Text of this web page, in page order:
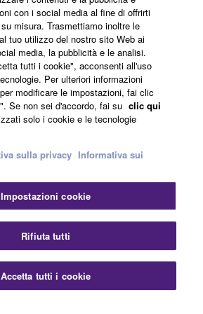
di utilizzo
Informativa sulla privacy
con i social media al fine di offrirti
misura. Trasmettiamo inoltre le
tuo utilizzo del nostro sito Web ai
media, la pubblicità e le analisi.
tutti i cookie", acconsenti all'uso
Per ulteriori informazioni
modificare le impostazioni, fai clic
Se non sei d'accordo, fai su clic qui
solo i cookie e le tecnologie
sulla privacy Informativa sui
Impostazioni cookie
Rifiuta tutti
Accetta tutti i cookie